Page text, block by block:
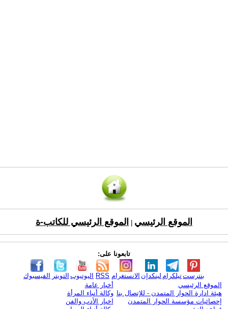
الموقع الرئيسي الموقع الرئيسي للكاتب-ة
تابعونا على:
الفيسبوك التويتر اليوتيوب RSS الانستغرام لينكدإن تيلكرامبنترست
الموقع الرئيسي
هيئة ادارة الحوار المتمدن - للإتصال بنا
إحصائيات مؤسسة الحوار المتمدن
أخبار عامة
وكالة أنباء المرأة
اخبار الأدب والفن